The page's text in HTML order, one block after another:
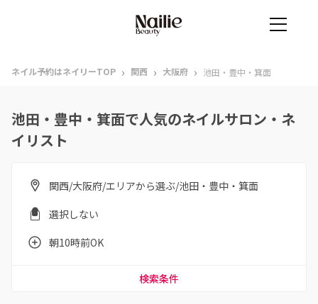
ネイル予約はネイリーTOP › 関西 › 大阪府 › 池田・豊中・箕面
池田・豊中・箕面で人気のネイルサロン・ネ
イリスト
関西/大阪府/エリアから選ぶ/池田・豊中・箕面
選択しない
朝10時前OK
検索条件